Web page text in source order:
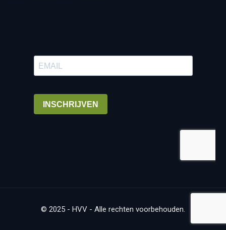
© 2025 - HVV - Alle rechten voorbehouden.